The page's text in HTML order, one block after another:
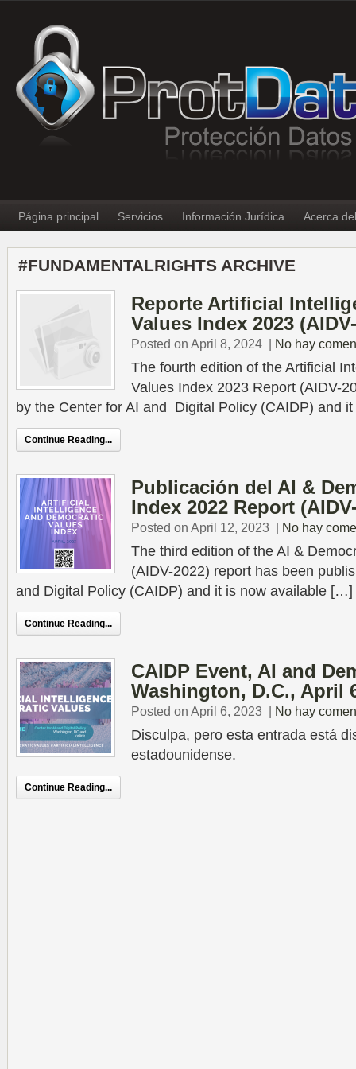
Página principal Servicios Información Jurídica Acerca
#FUNDAMENTALRIGHTS ARCHIVE
Reporte Artificial
Values Index 2023
Posted on April 8, 2024 | No hay
The fourth edition of the Artificial
Values Index 2023 Report (AIDV-
by the Center for AI and Digital Policy (CAIDP) and
Continue Reading...
Publicación del AI &
Index 2022 Report
Posted on April 12, 2023 | No hay
The third edition of the AI &
(AIDV-2022) report has been
and Digital Policy (CAIDP) and it is now available […]
Continue Reading...
CAIDP Event, AI and
Washington, D.C., April
Posted on April 6, 2023 | No hay
Disculpa, pero esta entrada está
estadounidense.
Continue Reading...